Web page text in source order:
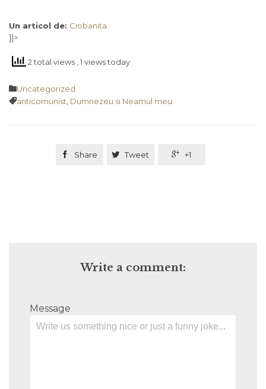
Un articol de: Ciobanita
]]>
2 total views , 1 views today
Category
Uncategorized
Tags
anticomunist Dumnezeu si Neamul meu
 Share  Tweet  +1
Write a comment:
Message